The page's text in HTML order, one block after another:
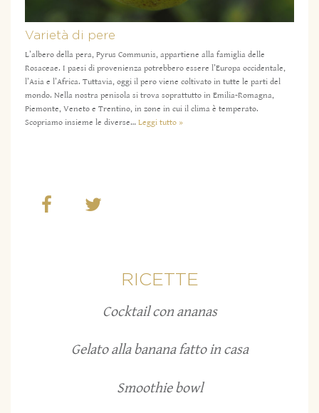
Varietà di pere
L’albero della pera, Pyrus Communis, appartiene alla famiglia delle
Rosaceae. I paesi di provenienza potrebbero essere l’Europa occidentale,
l’Asia e l’Africa. Tuttavia, oggi il pero viene coltivato in tutte le parti del
mondo. Nella nostra penisola si trova soprattutto in Emilia-Romagna,
Piemonte, Veneto e Trentino, in zone in cui il clima è temperato.
Scopriamo insieme le diverse… Leggi tutto »
RICETTE
Cocktail con ananas
Gelato alla banana fatto in casa
Smoothie bowl